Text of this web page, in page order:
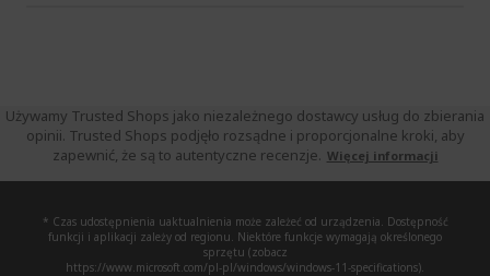
Używamy Trusted Shops jako niezależnego dostawcy usług do zbierania
opinii. Trusted Shops podjęło rozsądne i proporcjonalne kroki, aby
zapewnić, że są to autentyczne recenzje. Więcej informacji
* Czas udostępnienia uaktualnienia może zależeć od urządzenia. Dostępność
funkcji i aplikacji zależy od regionu. Niektóre funkcje wymagają określonego
sprzętu (zobacz
https://www.microsoft.com/pl-pl/windows/windows-11-specifications).